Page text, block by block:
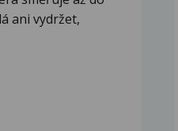
ani vydržet,